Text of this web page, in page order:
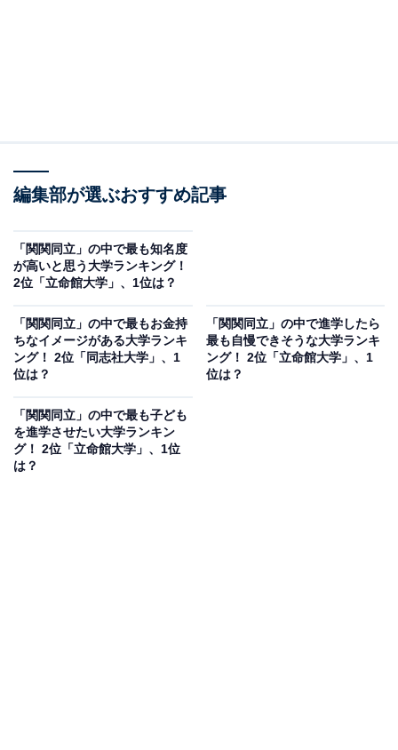
力がある」（30代男性／北海道）、「関西エリアの志願
したい大学ランキングで常に上位に入っていることか
愛知県）、「フィギュアスケートの影響で、関西地域だ
けではなく、全国的に名前が知られているのではないか
ました。
編集部が選ぶおすすめ記事
「関関同立」の中で最も知名度
が高いと思う大学ランキング！
2位「立命館大学」、1位は？
「関関同立」の中で最もお金持
ちなイメージがある大学ランキ
ング！ 2位「同志社大学」、1
位は？
「関関同立」の中で進学したら
最も自慢できそうな大学ランキ
ング！ 2位「立命館大学」、1
位は？
「関関同立」の中で最も子ども
を進学させたい大学ランキン
グ！ 2位「立命館大学」、1位
は？